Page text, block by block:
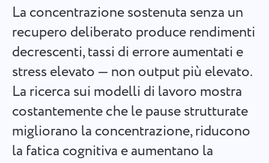
Deutsch
English
Español
Français
עברית
La concentrazione sostenuta senza un
recupero deliberato produce rendimenti
decrescenti, tassi di errore aumentati e
stress elevato — non output più elevato.
La ricerca sui modelli di lavoro mostra
costantemente che le pause strutturate
migliorano la concentrazione, riducono
la fatica cognitiva e aumentano la
Monitora il tempo dedicato ai compiti, osserva i colleghi e
aggiungi manualmente il tempo.
Crea un compito, lavora su di esso con i colleghi e chiudilo
quando è completato.
Rapporti
Distribuisci le risorse utilizzando rapporti sul tempo